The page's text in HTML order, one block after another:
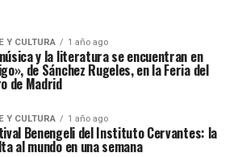
Y CULTURA 1 año ago
y la literatura se encuentran en
de Sánchez Rugeles, en la Feria del
de Madrid
Y CULTURA 1 año ago
Benengeli del Instituto Cervantes: la
al mundo en una semana